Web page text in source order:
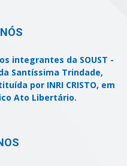
integrantes da SOUST -
Santíssima Trindade,
por INRI CRISTO, em
Ato Libertário.